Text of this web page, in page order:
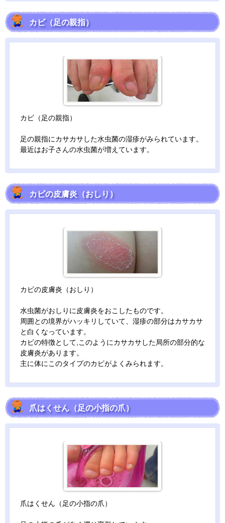
カビ（足の親指）
カビ（足の親指）
足の親指にカサカサした水虫菌の湿疹がみられています。
最近はお子さんの水虫菌が増えています。
カビの皮膚炎（おしり）
カビの皮膚炎（おしり）
水虫菌がおしりに皮膚炎をおこしたものです。
周囲との境界がハッキリしていて、湿疹の部分はカサカサ
と白くなっています。
カビの特徴として,このようにカサカサした局所の部分的な
皮膚炎があります。
主に体にこのタイプのカビがよくみられます。
爪はくせん（足の小指の爪）
爪はくせん（足の小指の爪）